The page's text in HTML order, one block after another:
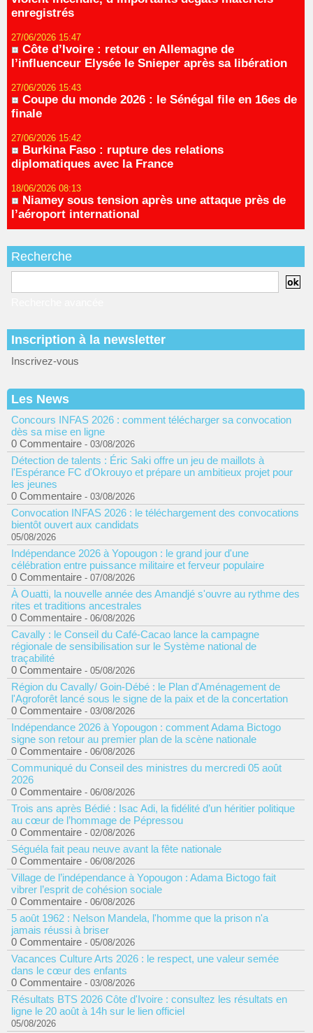
enregistrés
27/06/2026 15:47
Côte d’Ivoire : retour en Allemagne de
l’influenceur Elysée le Snieper après sa libération
27/06/2026 15:43
Coupe du monde 2026 : le Sénégal file en 16es de
finale
27/06/2026 15:42
Burkina Faso : rupture des relations
diplomatiques avec la France
18/06/2026 08:13
Niamey sous tension après une attaque près de
l’aéroport international
Recherche
Inscription à la newsletter
Inscrivez-vous
Les News
Concours INFAS 2026 : comment télécharger sa convocation
dès sa mise en ligne
0 Commentaire - 03/08/2026
Détection de talents : Éric Saki offre un jeu de maillots à
l'Espérance FC d'Okrouyo et prépare un ambitieux projet pour
les jeunes
0 Commentaire - 03/08/2026
Convocation INFAS 2026 : le téléchargement des convocations
bientôt ouvert aux candidats
05/08/2026
Indépendance 2026 à Yopougon : le grand jour d'une
célébration entre puissance militaire et ferveur populaire
0 Commentaire - 07/08/2026
À Ouatti, la nouvelle année des Amandjé s'ouvre au rythme des
rites et traditions ancestrales
0 Commentaire - 06/08/2026
Cavally : le Conseil du Café-Cacao lance la campagne
régionale de sensibilisation sur le Système national de
traçabilité
0 Commentaire - 05/08/2026
Région du Cavally/ Goin-Débé : le Plan d'Aménagement de
l'Agroforêt lancé sous le signe de la paix et de la concertation
0 Commentaire - 03/08/2026
Indépendance 2026 à Yopougon : comment Adama Bictogo
signe son retour au premier plan de la scène nationale
0 Commentaire - 06/08/2026
Communiqué du Conseil des ministres du mercredi 05 août
2026
0 Commentaire - 06/08/2026
Trois ans après Bédié : Isac Adi, la fidélité d’un héritier politique
au cœur de l’hommage de Pépressou
0 Commentaire - 02/08/2026
Séguéla fait peau neuve avant la fête nationale
0 Commentaire - 06/08/2026
Village de l’indépendance à Yopougon : Adama Bictogo fait
vibrer l’esprit de cohésion sociale
0 Commentaire - 06/08/2026
5 août 1962 : Nelson Mandela, l'homme que la prison n'a
jamais réussi à briser
0 Commentaire - 05/08/2026
Vacances Culture Arts 2026 : le respect, une valeur semée
dans le cœur des enfants
0 Commentaire - 03/08/2026
Résultats BTS 2026 Côte d'Ivoire : consultez les résultats en
ligne le 20 août à 14h sur le lien officiel
05/08/2026